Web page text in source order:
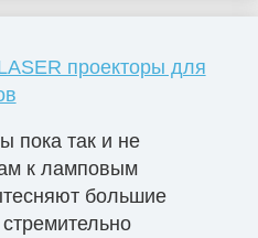
проекторы для
пока так и не
к ламповым
большие